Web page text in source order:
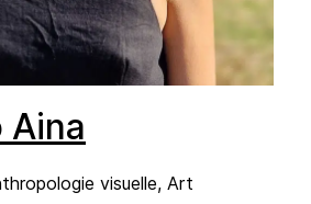
Aina
visuelle, Art